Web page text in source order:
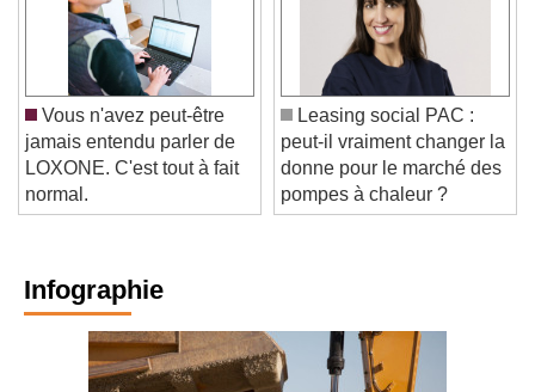
Vous n'avez peut-être
jamais entendu parler de
LOXONE. C'est tout à fait
normal.
Leasing social PAC :
peut-il vraiment changer la
donne pour le marché des
pompes à chaleur ?
Infographie